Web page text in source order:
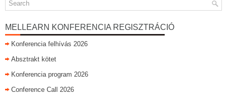
MELLEARN KONFERENCIA REGISZTRÁCIÓ
Konferencia felhívás 2026
Absztrakt kötet
Konferencia program 2026
Conference Call 2026